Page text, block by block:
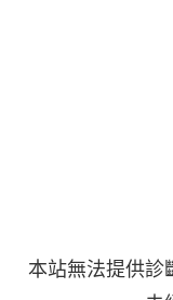
本站無法提供診